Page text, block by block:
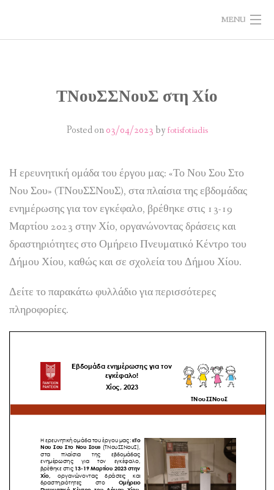
MENU
ΔΡΑΣΤΗΡΙΟΤΗΤΕΣ
ΝΕΑ
ΕΠΙΚΟΙΝΩΝΙΑ
ΤΝουΣΣΝουΣ στη Χίο
Posted on03/04/2023by fotisfotiadis
Η ερευνητική ομάδα του έργου μας: «Το Νου Σου Στο
Νου Σου» (ΤΝουΣΣΝουΣ), στα πλαίσια της εβδομάδας
ενημέρωσης για τον εγκέφαλο, βρέθηκε στις 13-19
Μαρτίου 2023 στην Χίο, οργανώνοντας δράσεις και
δραστηριότητες στο Ομήρειο Πνευματικό Κέντρο του
Δήμου Χίου, καθώς και σε σχολεία του Δήμου Χίου.
Δείτε το παρακάτω φυλλάδιο για περισσότερες
πληροφορίες.